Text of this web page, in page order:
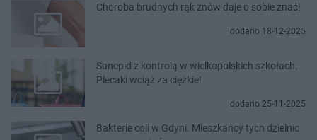
Choroba brudnych rąk znów daje o sobie znać!
dodano 18-12-2025
Sanepid z kontrolą w wielkopolskich szkołach.
Plecaki wciąż za ciężkie!
dodano 25-11-2025
Bakterie coli w Gdyni. Mieszkańcy tych dzielnic